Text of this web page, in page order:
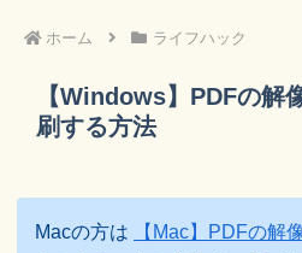
ホーム ライフハック
【Windows】PDFの解
刷する方法
Macの方は
【Mac】PDFの解